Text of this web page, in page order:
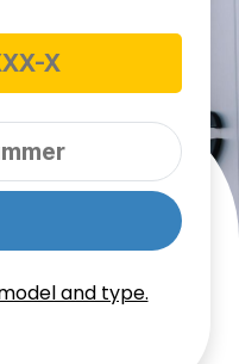
and type.